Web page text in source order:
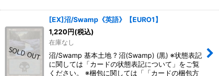
[EX]沼/Swamp《英語》【EURO1】
1,220円(税込)
在庫なし
沼/Swamp 基本土地 ? 沼(Swamp) (黒) ※状態表記
に関しては「カードの状態表記について」をご覧
ください。 ※梱包に関しては「「カードの梱包方